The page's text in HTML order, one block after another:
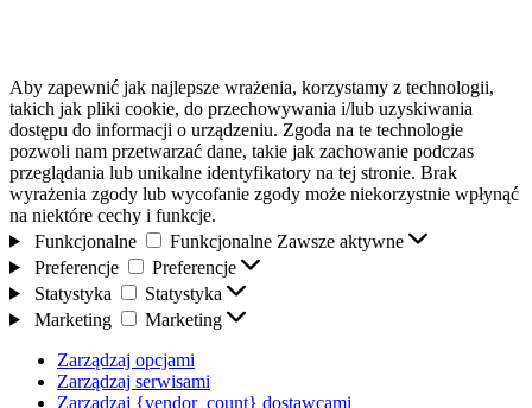
Aby zapewnić jak najlepsze wrażenia, korzystamy z technologii,
takich jak pliki cookie, do przechowywania i/lub uzyskiwania
dostępu do informacji o urządzeniu. Zgoda na te technologie
pozwoli nam przetwarzać dane, takie jak zachowanie podczas
przeglądania lub unikalne identyfikatory na tej stronie. Brak
wyrażenia zgody lub wycofanie zgody może niekorzystnie wpłynąć
na niektóre cechy i funkcje.
Funkcjonalne
Funkcjonalne Zawsze aktywne
Preferencje
Preferencje
Statystyka
Statystyka
Marketing
Marketing
Zarządzaj opcjami
Zarządzaj serwisami
Zarządzaj {vendor_count} dostawcami